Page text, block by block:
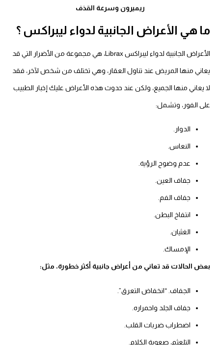
ريميرون وسرعة القذف
ما هي الأعراض الجانبية لدواء ليبراكس ؟
الأعراض الجانبية لدواء ليبراكس Librax، هي مجموعة من الأضرار التي قد
يعاني منها المريض عند تناول العقار، وهي تختلف من شخص لآخر، فقد
لا يعاني منها الجميع، ولكن عند حدوث هذه الأعراض عليك إخبار الطبيب
على الفور، وتشمل:
الدوار.
النعاس.
عدم وضوح الرؤية.
جفاف العين.
جفاف الفم.
انتفاخ البطن.
الغثيان.
الإمساك.
بعض الحالات قد تعاني من أعراض جانبية أكثر خطورة، مثل:
الجفاف. “انخفاض التعرق”.
جفاف الجلد واحمراره.
اضطراب ضربات القلب.
التلعثم، صعوبة الكلام.